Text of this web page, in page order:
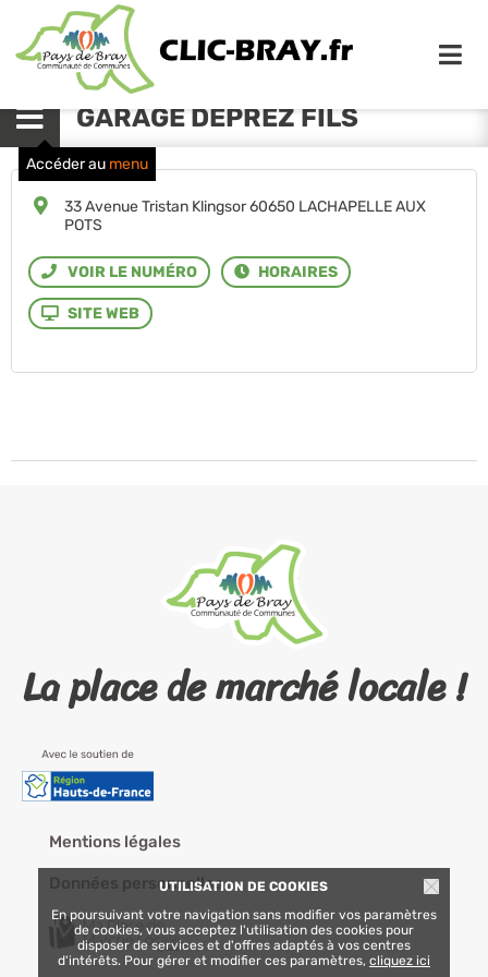
UTILISATION DE COOKIES
En poursuivant votre navigation sans modifier vos paramètres
de cookies, vous acceptez l'utilisation des cookies pour
disposer de services et d'offres adaptés à vos centres
d'intérêts. Pour gérer et modifier ces paramètres, cliquez ici
Menu GARAGE DEPREZ FILS
33 Avenue Tristan Klingsor 60650 LACHAPELLE AUX
POTS
Accéder au menu
La place de marché locale !
Mentions légales
Données personnelles